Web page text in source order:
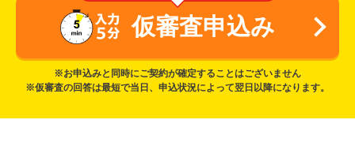
仮審査申込み
※お申込みと同時にご契約が確定することはございません
※仮審査の回答は最短で当日、申込状況によって翌日以降になります。